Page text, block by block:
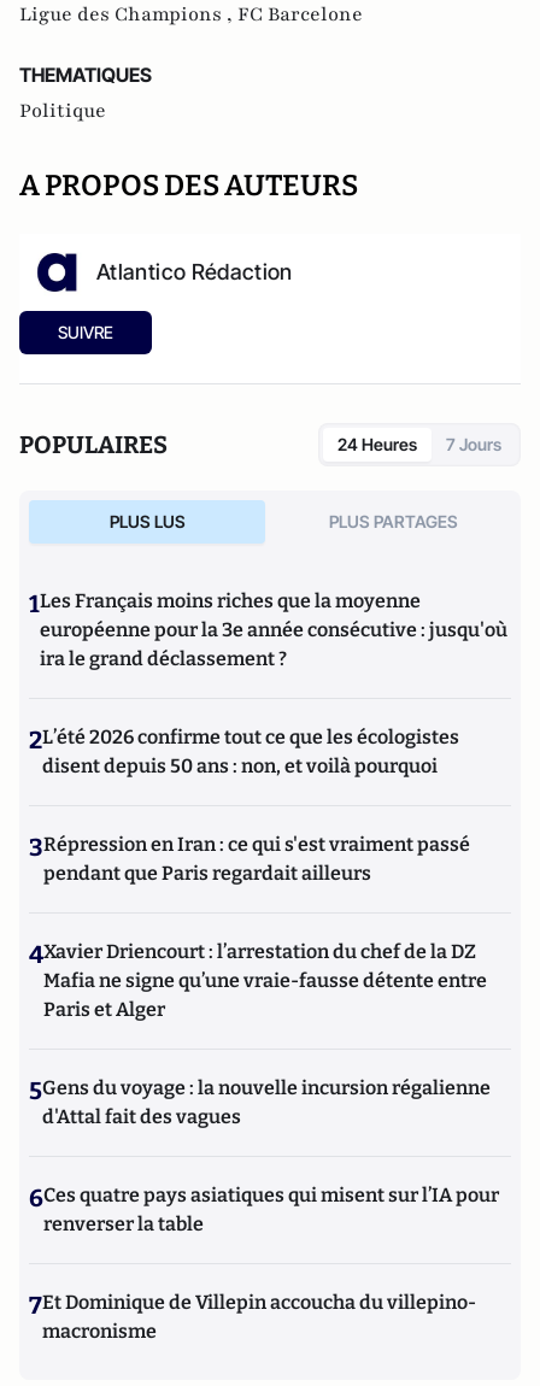
Ligue des Champions , FC Barcelone
THEMATIQUES
Politique
A PROPOS DES AUTEURS
Atlantico Rédaction
SUIVRE
POPULAIRES 24 Heures 7 Jours
PLUS LUS PLUS PARTAGES
1Les Français moins riches que la moyenne
européenne pour la 3e année consécutive : jusqu'où
ira le grand déclassement ?
2L’été 2026 confirme tout ce que les écologistes
disent depuis 50 ans : non, et voilà pourquoi
3Répression en Iran : ce qui s'est vraiment passé
pendant que Paris regardait ailleurs
4Xavier Driencourt : l’arrestation du chef de la DZ
Mafia ne signe qu’une vraie-fausse détente entre
Paris et Alger
5Gens du voyage : la nouvelle incursion régalienne
d'Attal fait des vagues
6Ces quatre pays asiatiques qui misent sur l’IA pour
renverser la table
7Et Dominique de Villepin accoucha du villepino-
macronisme